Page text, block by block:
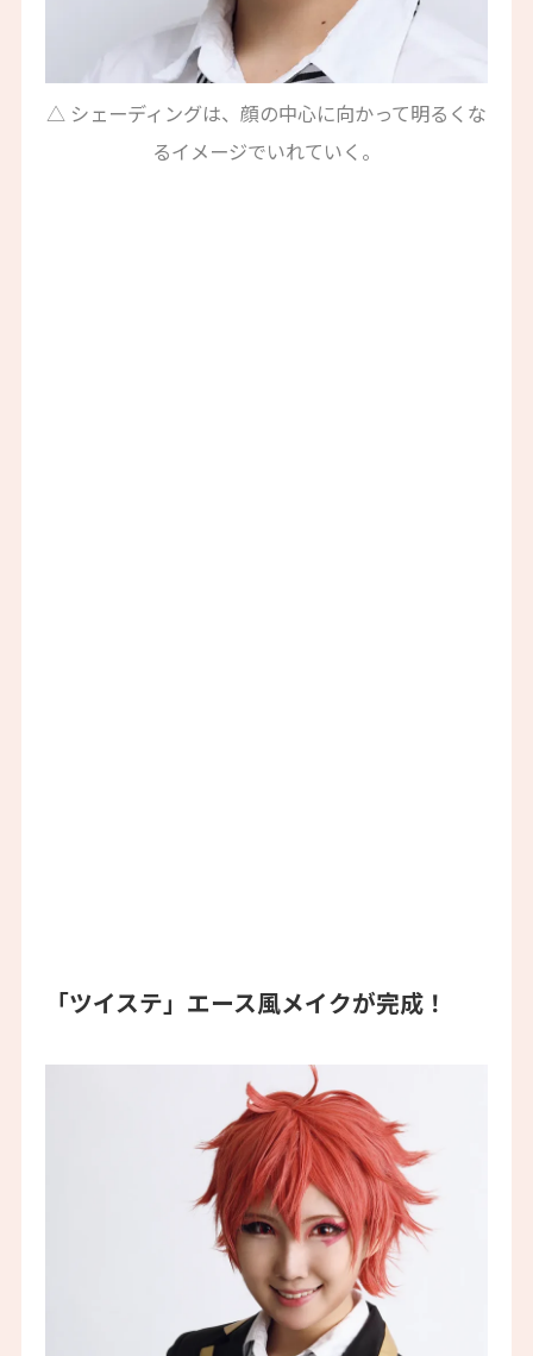
△ シェーディングは、顔の中心に向かって明るくな
るイメージでいれていく。
「ツイステ」エース風メイクが完成！